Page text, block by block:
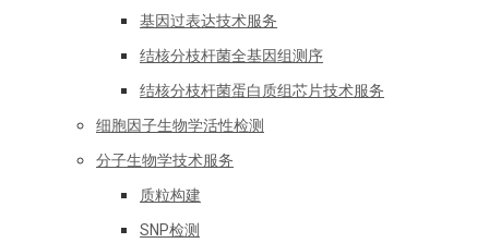
基因过表达技术服务
结核分枝杆菌全基因组测序
结核分枝杆菌蛋白质组芯片技术服务
细胞因子生物学活性检测
分子生物学技术服务
质粒构建
SNP检测